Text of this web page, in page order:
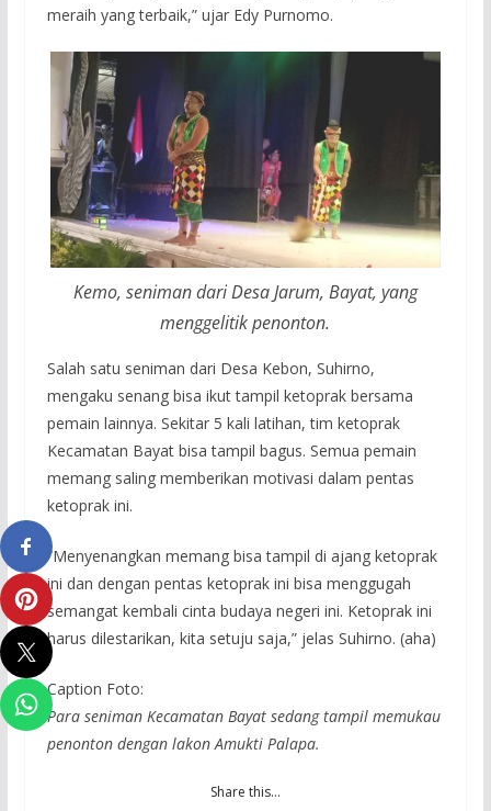
meraih yang terbaik,” ujar Edy Purnomo.
Kemo, seniman dari Desa Jarum, Bayat, yang
menggelitik penonton.
Salah satu seniman dari Desa Kebon, Suhirno,
mengaku senang bisa ikut tampil ketoprak bersama
pemain lainnya. Sekitar 5 kali latihan, tim ketoprak
Kecamatan Bayat bisa tampil bagus. Semua pemain
memang saling memberikan motivasi dalam pentas
ketoprak ini.
“Menyenangkan memang bisa tampil di ajang ketoprak
ini dan dengan pentas ketoprak ini bisa menggugah
semangat kembali cinta budaya negeri ini. Ketoprak ini
harus dilestarikan, kita setuju saja,” jelas Suhirno. (aha)
Caption Foto:
Para seniman Kecamatan Bayat sedang tampil memukau
penonton dengan lakon Amukti Palapa.
Share this…